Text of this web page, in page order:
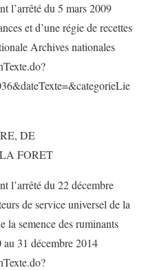
l’arrêté du 5 mars 2009
et d’une régie de recettes
Archives nationales
DE
FORET
l’arrêté du 22 décembre
de service universel de la
la semence des ruminants
31 décembre 2014